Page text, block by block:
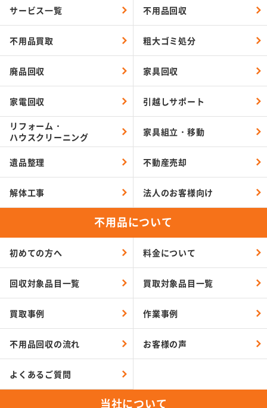
サービス一覧 不用品回収
不用品買取 粗大ゴミ処分
廃品回収 家具回収
家電回収 引越しサポート
リフォーム・
ハウスクリーニング
家具組立・移動
遺品整理 不動産売却
解体工事 法人のお客様向け
不用品について
初めての方へ 料金について
回収対象品目一覧 買取対象品目一覧
買取事例 作業事例
不用品回収の流れ お客様の声
よくあるご質問
当社について